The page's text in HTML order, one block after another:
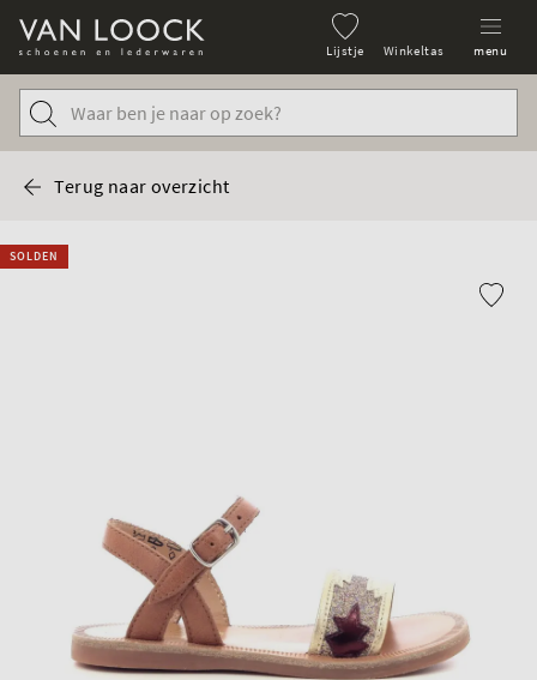
Lijstje Winkeltas menu
Terug naar overzicht
SOLDEN